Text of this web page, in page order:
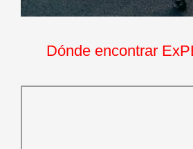
Dónde encontrar